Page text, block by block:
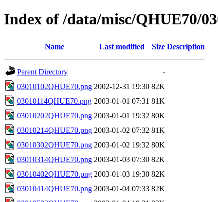
Index of /data/misc/QHUE70/
Name Last modified Size Description
Parent Directory
-
03010102QHUE70.png 2002-12-31 19:30 82K
03010114QHUE70.png 2003-01-01 07:31 81K
03010202QHUE70.png 2003-01-01 19:32 80K
03010214QHUE70.png 2003-01-02 07:32 81K
03010302QHUE70.png 2003-01-02 19:32 80K
03010314QHUE70.png 2003-01-03 07:30 82K
03010402QHUE70.png 2003-01-03 19:30 82K
03010414QHUE70.png 2003-01-04 07:33 82K